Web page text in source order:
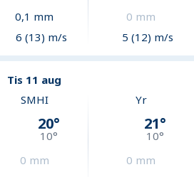
0,1 mm
6 (13) m/s
0 mm
5 (12) m/s
Tis 11 aug
SMHI
20°
10°
0 mm
Yr
21°
10°
0 mm